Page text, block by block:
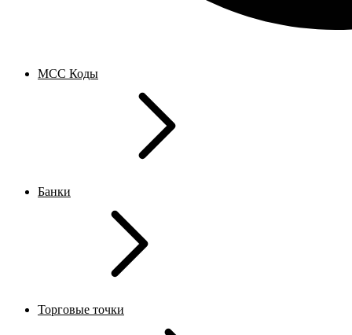
MCC Коды
Банки
Торговые точки